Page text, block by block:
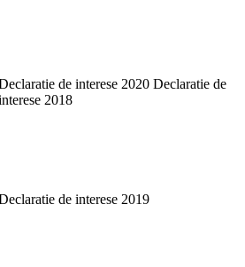
de interese 2020 Declaratie de
2018
de interese 2019